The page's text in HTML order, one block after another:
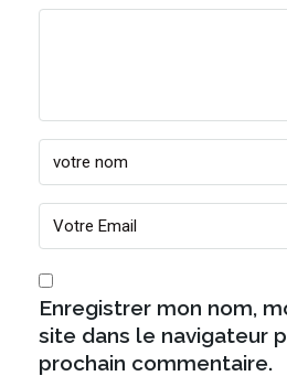
Enregistrer mon nom,
site dans le navigateur
prochain commentaire.